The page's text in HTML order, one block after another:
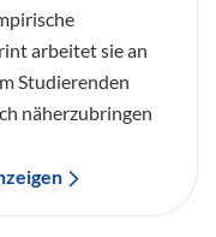
arbeitet sie an
Studierenden
näherzubringen